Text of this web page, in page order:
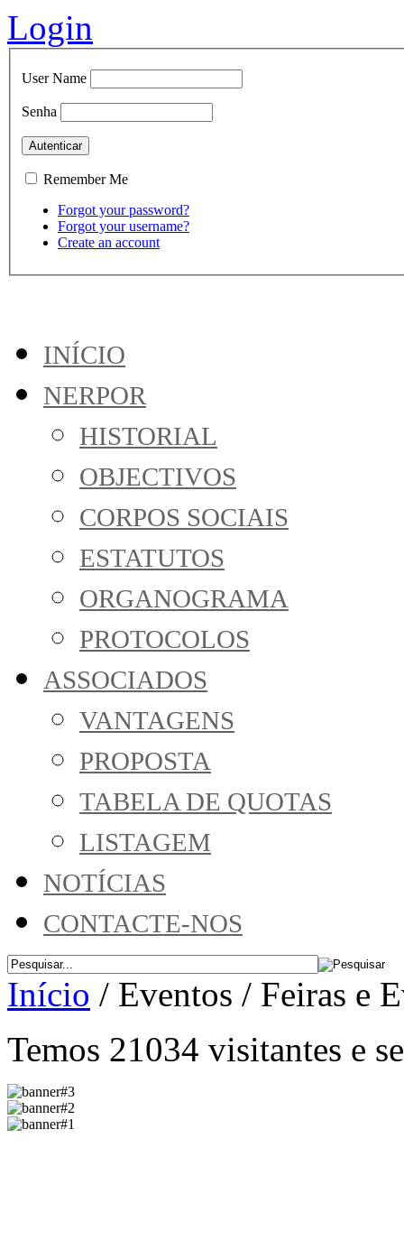
Login
User Name
Senha
Remember Me
Forgot your password?
Forgot your username?
Create an account
INÍCIO
NERPOR
HISTORIAL
OBJECTIVOS
CORPOS SOCIAIS
ESTATUTOS
ORGANOGRAMA
PROTOCOLOS
ASSOCIADOS
VANTAGENS
PROPOSTA
TABELA DE QUOTAS
LISTAGEM
NOTÍCIAS
CONTACTE-NOS
Início / Eventos / Feiras e
Temos 21034 visitantes e